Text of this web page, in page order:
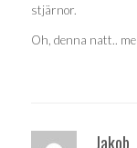
stjärnor.
Oh, denna natt..
Jakob